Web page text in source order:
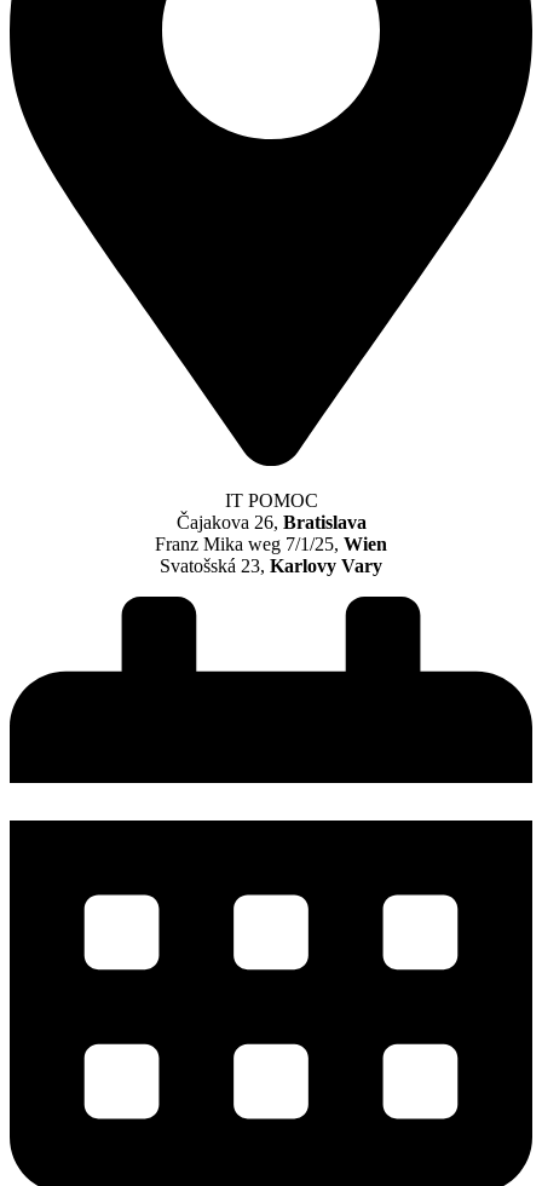
IT POMOC
Čajakova 26, Bratislava
Franz Mika weg 7/1/25, Wien
Svatošská 23, Karlovy Vary